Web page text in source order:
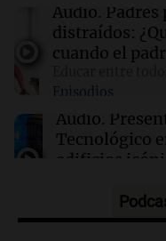
16:50 Mundo
Voepass
accidente aéreo
16:50 Mundo
Interrupciones
mexicanos a EE.
Audio. Padres
distraídos:
cuando el
Episodios
Audio.
Tecnológico
edificios
Audio.